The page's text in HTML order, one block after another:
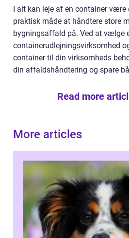
I alt kan leje af en container
praktisk måde at håndtere store
bygningsaffald på. Ved at vælge
containerudlejningsvirksomhed
container til din virksomheds
din affaldshåndtering og spare
Read more
More articles